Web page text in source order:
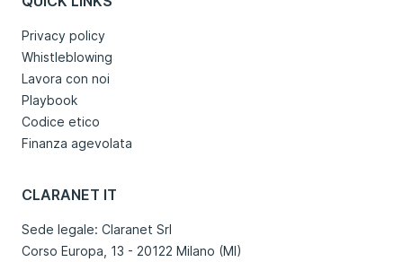
Privacy policy
Whistleblowing
Lavora con noi
Playbook
Codice etico
Finanza agevolata
CLARANET IT
Sede legale: Claranet Srl
Corso Europa, 13 - 20122 Milano (MI)